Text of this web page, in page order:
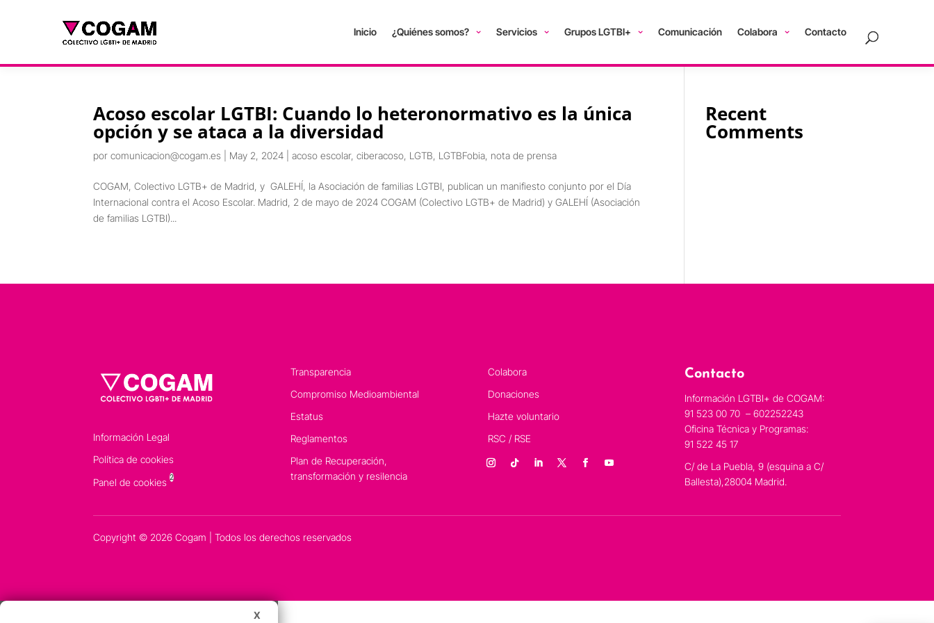
Inicio ¿Quiénes somos? Servicios Grupos LGTBI+ Comunicación Colabora Contacto
Acoso escolar LGTBI: Cuando lo heteronormativo es la única
opción y se ataca a la diversidad
porcomunicacion@cogam.es May 2, 2024 |acoso escolar,ciberacoso LGTB LGTBFobia nota de prensa
COGAM, Colectivo LGTB+ de Madrid, y GALEHÍ, la Asociación de familias LGTBI, publican un manifiesto conjunto por el Día
Internacional contra el Acoso Escolar. Madrid, 2 de mayo de 2024 COGAM (Colectivo LGTB+ de Madrid) y GALEHÍ (Asociación
de familias LGTBI)...
Recent
Comments
Información Legal
Política de cookies
Panel de cookies2
Transparencia
Compromiso Medioambiental
Estatus
Reglamentos
Plan de Recuperación,
transformación y resilencia
Colabora
Donaciones
Hazte voluntario
RSC / RSE
Contacto
Información LGTBI+ de COGAM:
91 523 00 70 – 602252243
Oficina Técnica y Programas:
91 522 45 17
C/ de La Puebla, 9 (esquina a C/
Ballesta),28004 Madrid.
Copyright © 2026 Cogam | Todos los derechos reservados
X